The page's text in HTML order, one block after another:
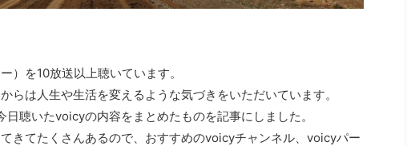
）を10放送以上聴いています。
らは人生や生活を変えるような気づきをいただいています。
聴いたvoicyの内容をまとめたものを記事にしました。
きてたくさんあるので、おすすめのvoicyチャンネル、voicyパー